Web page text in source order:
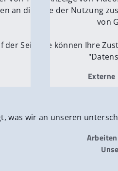
an die Server
Seite
Wenn Sie der Nutzung
von
Sie können Ihre
was wir an unseren